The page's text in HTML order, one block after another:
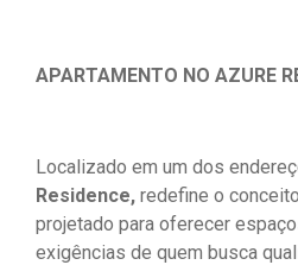
APARTAMENTO NO AZURE
Localizado em um dos
Residence, redefine o
projetado para oferecer
exigências de quem busca